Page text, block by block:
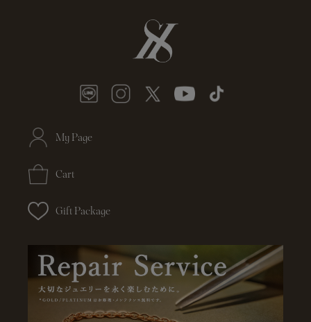
My Page
Cart
Gift Package